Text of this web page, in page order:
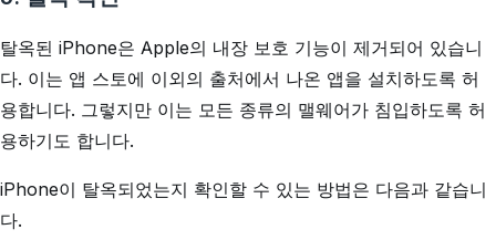
탈옥된 iPhone은 Apple의 내장 보호 기능이 제거되어 있습니
다. 이는 앱 스토에 이외의 출처에서 나온 앱을 설치하도록 허
용합니다. 그렇지만 이는 모든 종류의 맬웨어가 침입하도록 허
용하기도 합니다.
iPhone이 탈옥되었는지 확인할 수 있는 방법은 다음과 같습니
다.